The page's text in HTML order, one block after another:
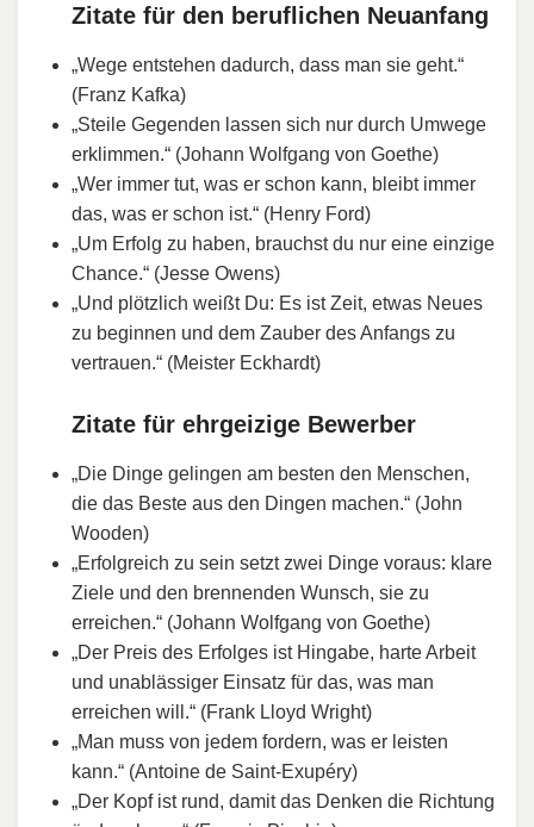
Zitate für den beruflichen Neuanfang
„Wege entstehen dadurch, dass man sie geht.“
(Franz Kafka)
„Steile Gegenden lassen sich nur durch Umwege
erklimmen.“ (Johann Wolfgang von Goethe)
„Wer immer tut, was er schon kann, bleibt immer
das, was er schon ist.“ (Henry Ford)
„Um Erfolg zu haben, brauchst du nur eine einzige
Chance.“ (Jesse Owens)
„Und plötzlich weißt Du: Es ist Zeit, etwas Neues
zu beginnen und dem Zauber des Anfangs zu
vertrauen.“ (Meister Eckhardt)
Zitate für ehrgeizige Bewerber
„Die Dinge gelingen am besten den Menschen,
die das Beste aus den Dingen machen.“ (John
Wooden)
„Erfolgreich zu sein setzt zwei Dinge voraus: klare
Ziele und den brennenden Wunsch, sie zu
erreichen.“ (Johann Wolfgang von Goethe)
„Der Preis des Erfolges ist Hingabe, harte Arbeit
und unablässiger Einsatz für das, was man
erreichen will.“ (Frank Lloyd Wright)
„Man muss von jedem fordern, was er leisten
kann.“ (Antoine de Saint-Exupéry)
„Der Kopf ist rund, damit das Denken die Richtung